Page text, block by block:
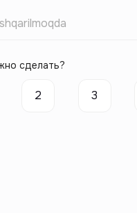
сделать?
2 3